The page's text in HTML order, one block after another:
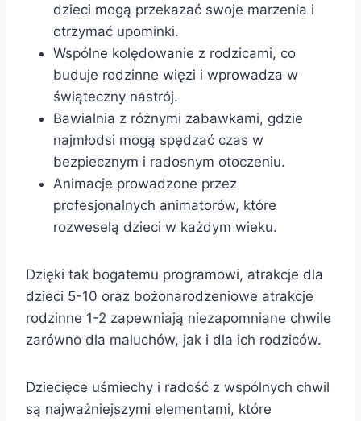
dzieci mogą przekazać swoje marzenia i
otrzymać upominki.
Wspólne kolędowanie z rodzicami, co
buduje rodzinne więzi i wprowadza w
świąteczny nastrój.
Bawialnia z różnymi zabawkami, gdzie
najmłodsi mogą spędzać czas w
bezpiecznym i radosnym otoczeniu.
Animacje prowadzone przez
profesjonalnych animatorów, które
rozweselą dzieci w każdym wieku.
Dzięki tak bogatemu programowi, atrakcje dla
dzieci 5-10 oraz bożonarodzeniowe atrakcje
rodzinne 1-2 zapewniają niezapomniane chwile
zarówno dla maluchów, jak i dla ich rodziców.
Dziecięce uśmiechy i radość z wspólnych chwil
są najważniejszymi elementami, które